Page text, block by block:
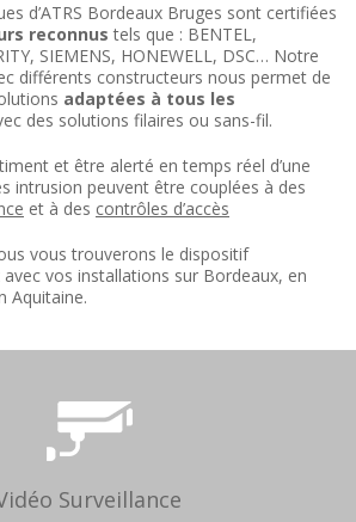
d’ATRS Bordeaux Bruges sont certifiées
reconnus tels que : BENTEL,
SIEMENS, HONEWELL, DSC… Notre
différents constructeurs nous permet de
adaptées à tous les
des solutions filaires ou sans-fil.
et être alerté en temps réel d’une
intrusion peuvent être couplées à des
et à des contrôles d’accès
vous trouverons le dispositif
vos installations sur Bordeaux, en
Aquitaine.
Surveillance